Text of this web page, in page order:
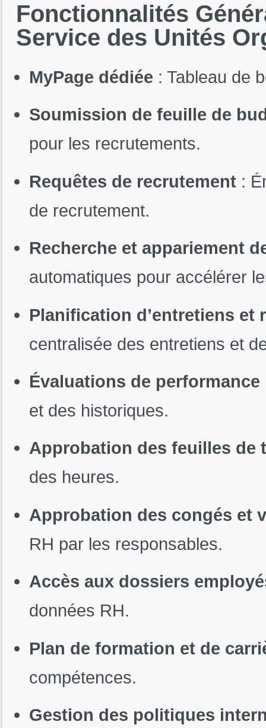
Fonctionnalités
Service des Unités
MyPage dédiée : Tableau de
Soumission de feuille de
pour les recrutements.
Requêtes de recrutement:
de recrutement.
Recherche et appariement
automatiques pour accélérer
Planification d’entretiens et
centralisée des entretiens et
Évaluations de performance
et des historiques.
Approbation des feuilles de
des heures.
Approbation des congés et
RH par les responsables.
Accès aux dossiers
données RH.
Plan de formation et de
compétences.
Gestion des politiques